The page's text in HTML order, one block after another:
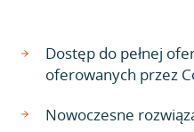
Dostęp do pełnej
oferowanych przez
Nowoczesne